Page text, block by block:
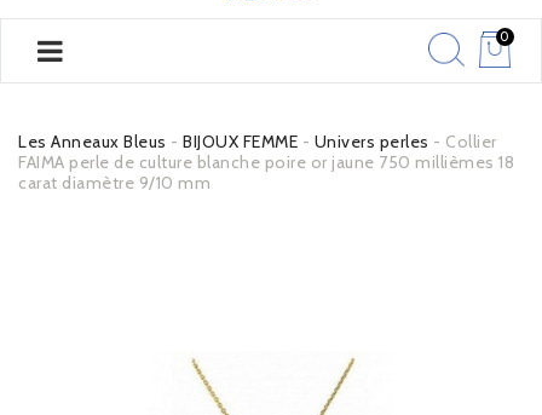
0
Les Anneaux Bleus BIJOUX FEMME Univers perles
Collier
FAIMA perle de culture blanche poire or jaune 750 millièmes 18
carat diamètre 9/10 mm